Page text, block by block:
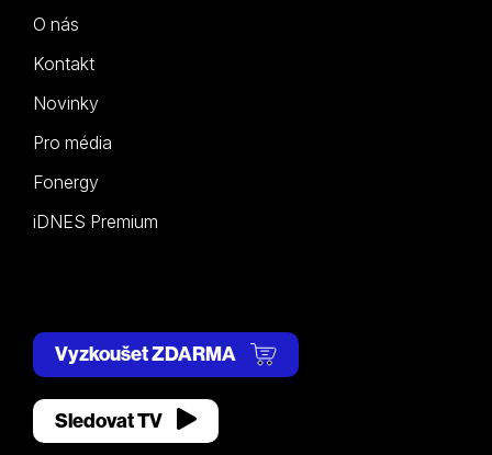
O nás
Kontakt
Novinky
Pro média
Fonergy
iDNES Premium
Vyzkoušet ZDARMA
Sledovat TV